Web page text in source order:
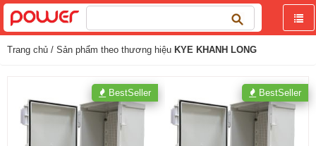
Tìm
kiếm
Trang chủ / Sản phẩm theo thương hiệu KYE KHANH LONG
BestSeller BestSeller